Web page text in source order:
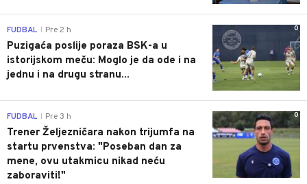
0
FUDBAL Pre 2 h
Puzigaća poslije poraza BSK-a u
istorijskom meču: Moglo je da ode i na
jednu i na drugu stranu...
0
FUDBAL Pre 3 h
Trener Željezničara nakon trijumfa na
startu prvenstva: "Poseban dan za
mene, ovu utakmicu nikad neću
zaboraviti!"